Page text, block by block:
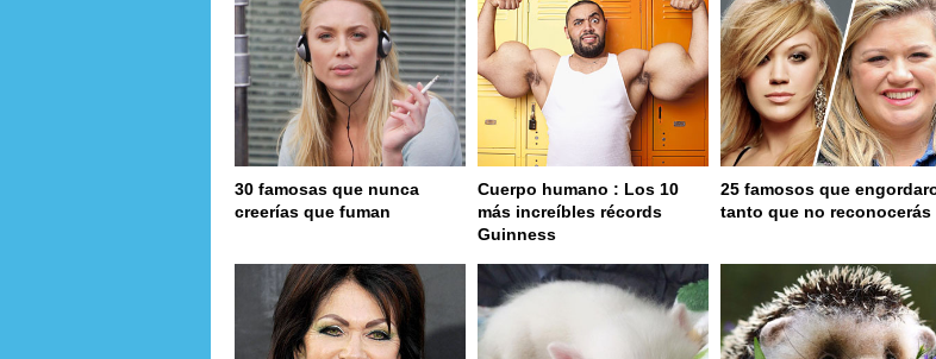
30 famosas que nunca
creerías que fuman
Cuerpo humano : Los 10
más increíbles récords
Guinness
25 famosos que
tanto que no reconocerás